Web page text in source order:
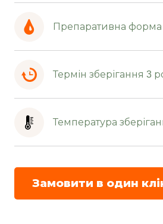
Препаративна
Термін зберігання 3
Температура
Замовити в один